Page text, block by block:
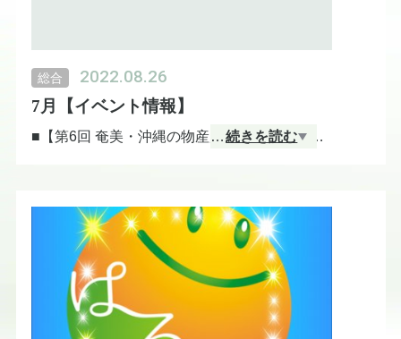
総合 2022.08.26
7月【イベント情報】
■【第6回 奄美・沖縄の物産展】千葉県船橋市
◆【沖縄の物産観光展】大分県大分市
会場：トキハ本店 8階催事場
会期：7月7日（木）〜7月12日（火）
★【おきなわフェア】熊本県熊本市
…続きを読む